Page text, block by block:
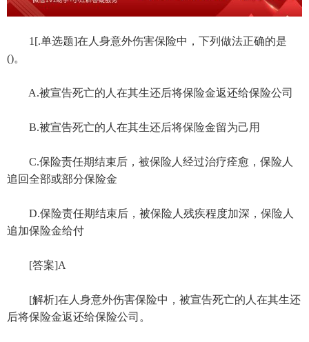
1[.单选题]在人身意外伤害保险中，下列做法正确的是
()。
A.被宣告死亡的人在其生还后将保险金返还给保险公司
B.被宣告死亡的人在其生还后将保险金留为己用
C.保险责任期结束后，被保险人经过治疗痊愈，保险人
追回全部或部分保险金
D.保险责任期结束后，被保险人残疾程度加深，保险人
追加保险金给付
[答案]A
[解析]在人身意外伤害保险中，被宣告死亡的人在其生还
后将保险金返还给保险公司。